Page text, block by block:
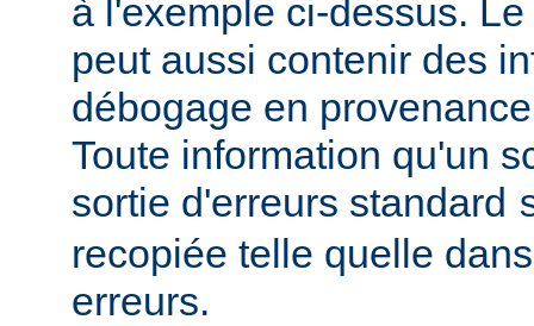
à l'exemple ci-dessus.
peut aussi contenir des
débogage en
Toute information qu'un
sortie d'erreurs standard
recopiée telle quelle
erreurs.